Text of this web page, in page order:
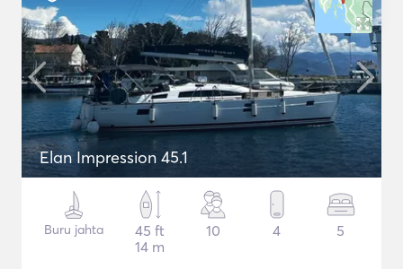
Elan Impression 45.1
Buru jahta
45 ft
14 m
10 4 5